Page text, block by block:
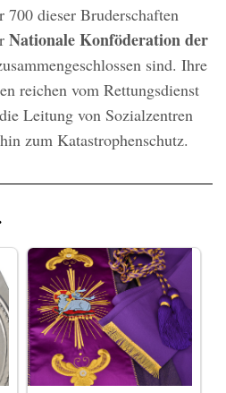
dieser Bruderschaften
Nationale Konföderation der
sind. Ihre
reichen vom Rettungsdienst
Leitung von Sozialzentren
zum Katastrophenschutz.